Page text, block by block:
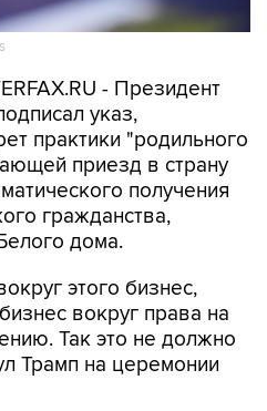
- Президент
указ,
практики "родильного
приезд в страну
получения
гражданства,
дома.
этого бизнес,
вокруг права на
Так это не должно
Трамп на церемонии